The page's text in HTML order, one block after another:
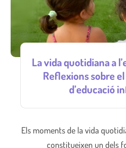
La vida quotidiana a
Reflexions sobre
d’educació
Els moments de la vida
constitueixen un dels